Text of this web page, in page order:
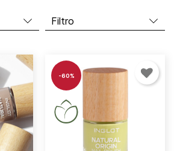
Filtro
-60%